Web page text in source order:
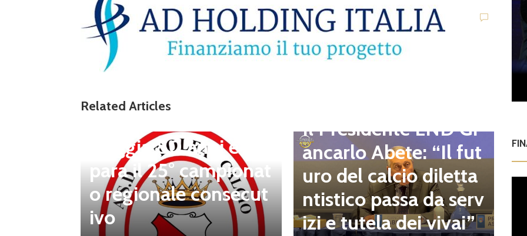
Related Articles
Tolfa, una stagione d
steggia 80 anni e pre
para il 25° campionat
o regionale consecut
ivo
Il Presidente LND Gi
ancarlo Abete: “Il fut
uro del calcio diletta
ntistico passa da serv
izi e tutela dei vivai”